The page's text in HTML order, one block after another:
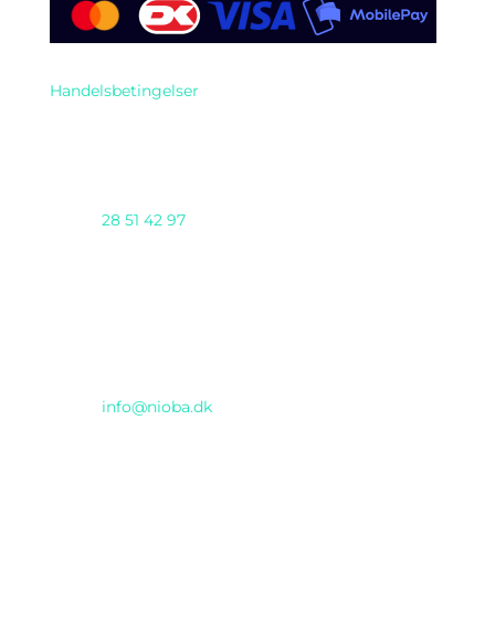
Handelsbetingelser
28 51 42 97
info@nioba.dk